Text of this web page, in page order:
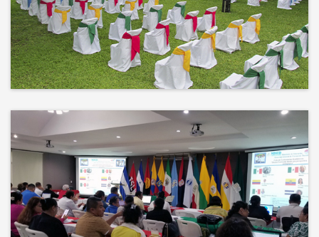
No hay mejor techo que el cielo ni
mejor decorado que la naturaleza.